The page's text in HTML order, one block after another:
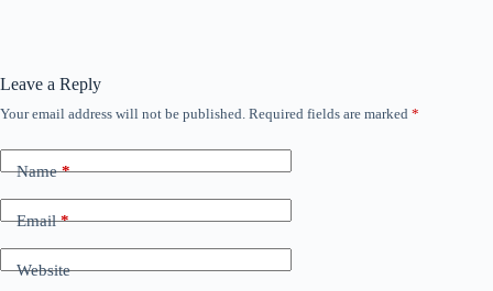
Leave a Reply
Your email address will not be published. Required fields are marked *
Name*
Email*
Website